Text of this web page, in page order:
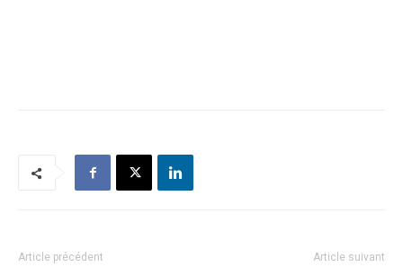
Article précédent Article suivant